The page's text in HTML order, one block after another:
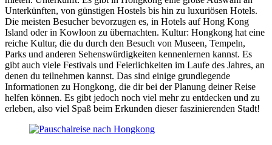
Unterkünften, von günstigen Hostels bis hin zu luxuriösen Hotels.
Die meisten Besucher bevorzugen es, in Hotels auf Hong Kong
Island oder in Kowloon zu übernachten. Kultur: Hongkong hat eine
reiche Kultur, die du durch den Besuch von Museen, Tempeln,
Parks und anderen Sehenswürdigkeiten kennenlernen kannst. Es
gibt auch viele Festivals und Feierlichkeiten im Laufe des Jahres, an
denen du teilnehmen kannst. Das sind einige grundlegende
Informationen zu Hongkong, die dir bei der Planung deiner Reise
helfen können. Es gibt jedoch noch viel mehr zu entdecken und zu
erleben, also viel Spaß beim Erkunden dieser faszinierenden Stadt!